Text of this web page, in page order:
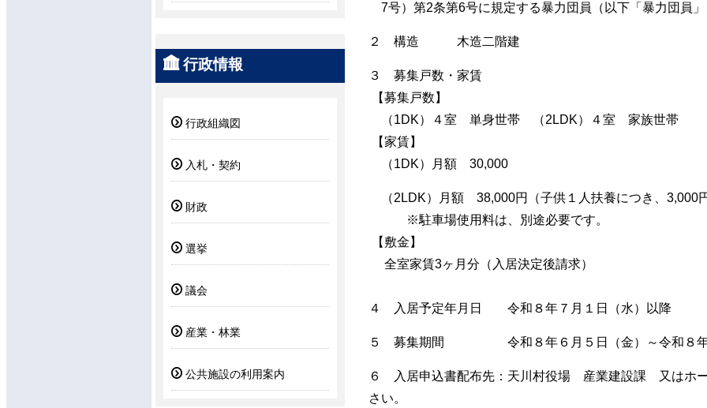
行政情報
行政組織図
入札・契約
財政
選挙
議会
産業・林業
公共施設の利用案内
7号）第2条第6号に規定する暴力団員（以下「暴力団員
２ 構造 木造二階建
３ 募集戸数・家賃
【募集戸数】
（1DK）４室 単身世帯 （2LDK）４室 家族世帯
【家賃】
（1DK）月額 30,000
（2LDK）月額 38,000円（子供１人扶養につき、3,000
※駐車場使用料は、別途必要です。
【敷金】
全室家賃3ヶ月分（入居決定後請求）
４ 入居予定年月日 令和８年７月１日（水）以降
５ 募集期間 令和８年６月５日（金）～令和８年
６ 入居申込書配布先：天川村役場 産業建設課 又はホ
さい。